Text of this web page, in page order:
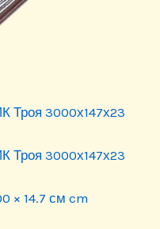
Троя 3000х147х23
Троя 3000х147х23
× 14.7 см cm